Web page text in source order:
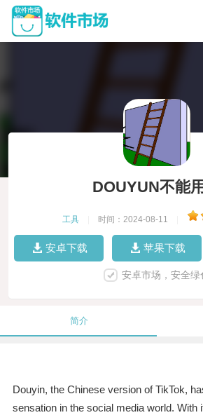
DOUYUN不能
工具 时间：2024-08-11
安卓下载 苹果下载
安卓市场，安全绿
简介
Douyin, the Chinese version of TikTok,
sensation in the social media world. With